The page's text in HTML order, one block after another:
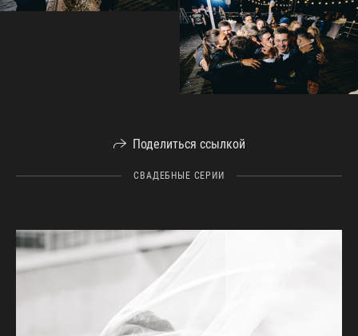
Поделиться ссылкой
СВАДЕБНЫЕ СЕРИИ